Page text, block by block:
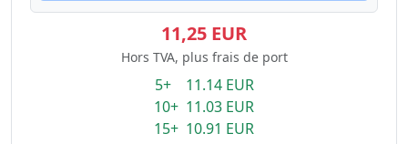
11,25 EUR
Hors TVA, plus frais de port
5+ 11.14 EUR
10+ 11.03 EUR
15+ 10.91 EUR